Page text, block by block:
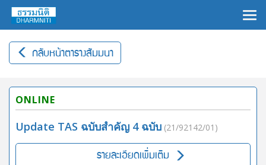
กลับหน้าตารางสัมมนา
ONLINE
Update TAS ฉบับสำคัญ 4 ฉบับ (21/92142/01)
รายละเอียดเพิ่มเติม
×